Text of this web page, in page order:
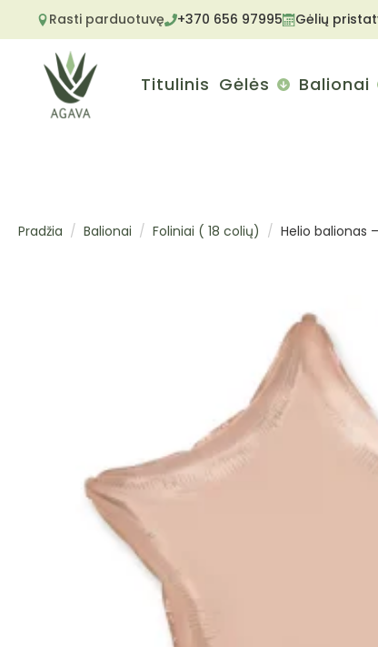
Rasti parduotuvę +370 656 97995 Gėlių
Titulinis Gėlės Balionai
Pradžia Balionai Foliniai ( 18 colių) Helio balionas